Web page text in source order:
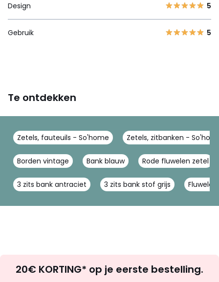
Design 5
Gebruik 5
Te ontdekken
Zetels, fauteuils - So'home Zetels, zitbanken -
Borden vintage Bank blauw Rode fluwelen zetel
3 zits bank antraciet 3 zits bank stof grijs
zoek
20€ KORTING* op je eerste bestelling.